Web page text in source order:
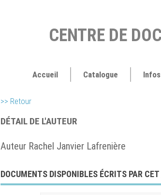
CENTRE DE
Accueil Catalogue
>> Retour
DÉTAIL DE L'AUTEUR
Auteur Rachel Janvier Lafrenière
DOCUMENTS DISPONIBLES ÉCRITS PAR